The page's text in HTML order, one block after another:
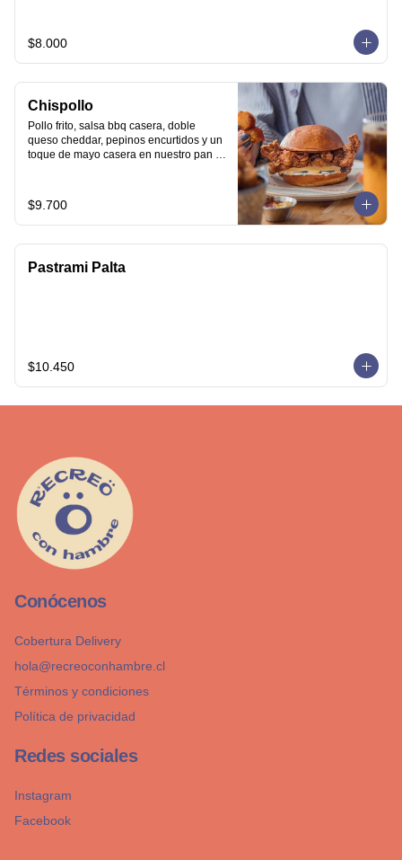
$8.000
Chispollo
Pollo frito, salsa bbq casera, doble
queso cheddar, pepinos encurtidos y un
toque de mayo casera en nuestro pan
$9.700
Pastrami Palta
$10.450
Conócenos
Cobertura Delivery
hola@recreoconhambre.cl
Términos y condiciones
Política de privacidad
Redes sociales
Instagram
Facebook